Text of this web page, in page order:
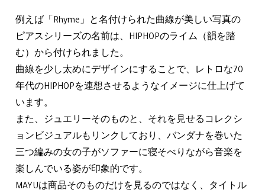
例えば「Rhyme」と名付けられた曲線が美しい写真の
ピアスシリーズの名前は、HIPHOPのライム（韻を踏
む）から付けられました。
曲線を少し太めにデザインにすることで、レトロな70
年代のHIPHOPを連想させるようなイメージに仕上げて
います。
また、ジュエリーそのものと、それを見せるコレクシ
ョンビジュアルもリンクしており、バンダナを巻いた
三つ編みの女の子がソファーに寝そべりながら音楽を
楽しんでいる姿が印象的です。
MAYUは商品そのものだけを見るのではなく、タイトル